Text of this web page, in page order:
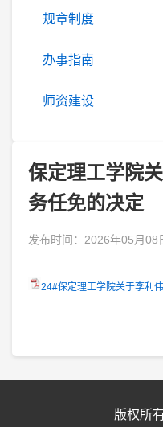
规章制度
办事指南
师资建设
保定理工学院
务任免的决定
发布时间：2026年05月
24#保定理工学院关于李利
版权所